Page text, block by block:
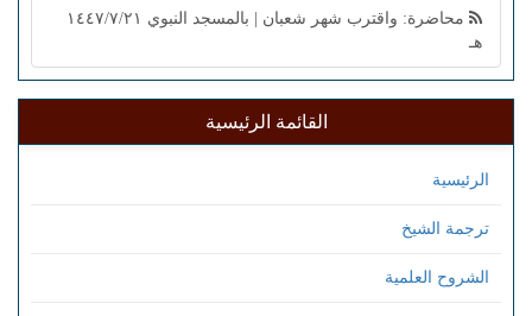
محاضرة: واقترب شهر شعبان | بالمسجد النبوي ١٤٤٧/٧/٢١
هـ
القائمة الرئيسية
الرئيسية
ترجمة الشيخ
الشروح العلمية